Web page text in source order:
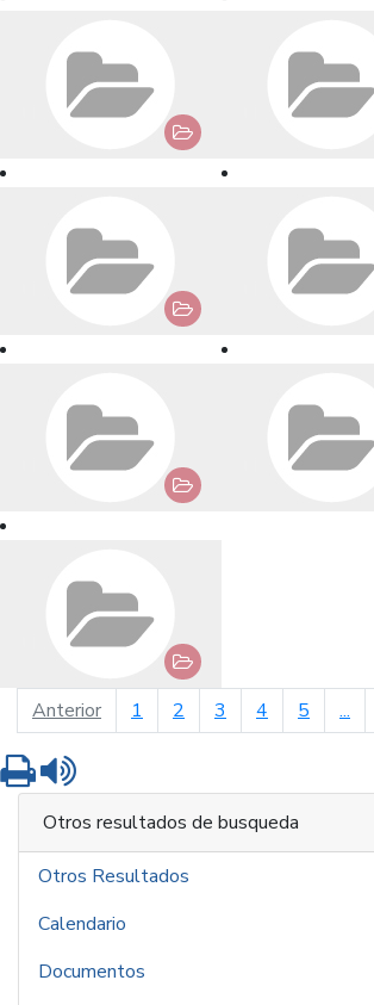
Anteriorpágina anterior
1 2 3 4 5 ...
Imprimir
Otros resultados de busqueda
Otros Resultados
Calendario
Documentos